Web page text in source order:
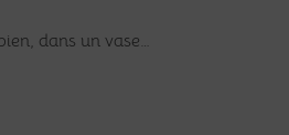
dans un vase…